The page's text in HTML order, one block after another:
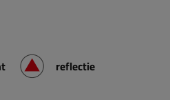
reflectie